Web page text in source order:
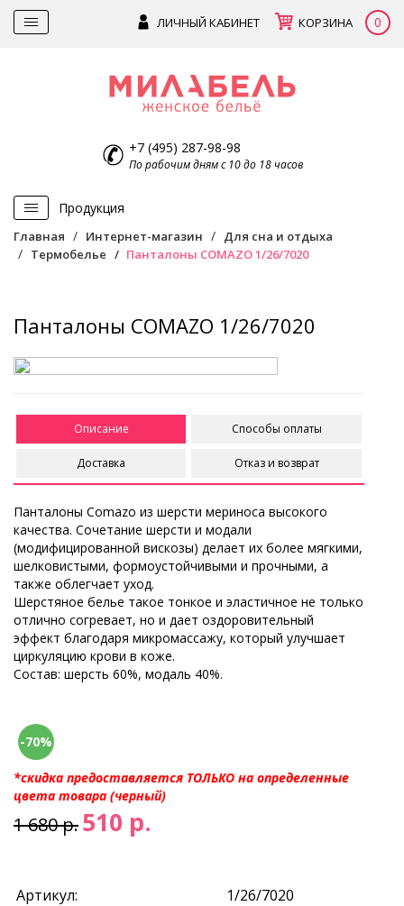
ЛИЧНЫЙ КАБИНЕТ КОРЗИНА 0
+7 (495) 287-98-98
По рабочим дням с 10 до 18 часов
Продукция
Главная Интернет-магазин
Для сна и отдыха
Термобелье
Панталоны COMAZO 1/26/7020
Панталоны COMAZO 1/26/7020
Описание Способы оплаты
Доставка Отказ и возврат
Панталоны Comazo из шерсти мериноса высокого
качества. Сочетание шерсти и модали
(модифицированной вискозы) делает их более мягкими,
шелковистыми, формоустойчивыми и прочными, а
также облегчает уход.
Шерстяное белье такое тонкое и эластичное не только
отлично согревает, но и дает оздоровительный
эффект благодаря микромассажу, который улучшает
циркуляцию крови в коже.
Состав: шерсть 60%, модаль 40%.
-70%
*скидка предоставляется ТОЛЬКО на определенные
цвета товара (черный)
1 680 р.510 р.
Артикул: 1/26/7020